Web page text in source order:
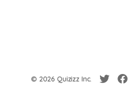
© 2026 Quizizz Inc.